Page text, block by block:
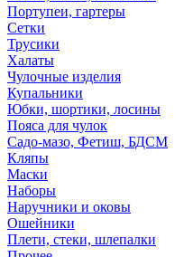
Портупеи, гартеры
Сетки
Трусики
Халаты
Чулочные изделия
Купальники
Юбки, шортики, лосины
Пояса для чулок
Садо-мазо, Фетиш, БДСМ
Кляпы
Маски
Наборы
Наручники и оковы
Ошейники
Плети, стеки, шлепалки